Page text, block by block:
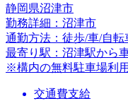
静岡県沼津市
勤務詳細：沼津市
通勤方法：徒歩/車/自転
最寄り駅：沼津駅から
※構内の無料駐車場利
交通費支給